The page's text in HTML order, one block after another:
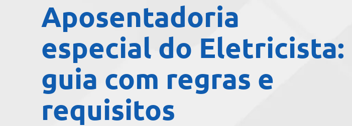
Aposentadoria
especial do Eletricista:
guia com regras e
requisitos